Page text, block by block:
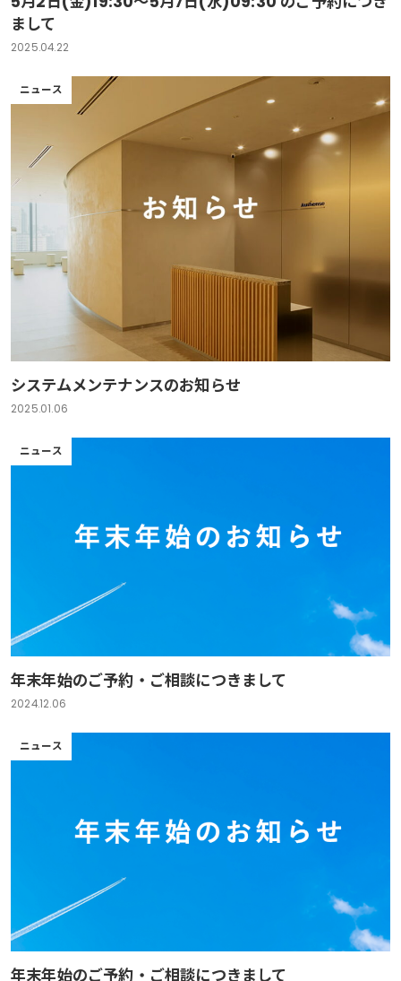
まして
2025.04.22
ニュース
システムメンテナンスのお知らせ
2025.01.06
ニュース
年末年始のご予約・ご相談につきまして
2024.12.06
ニュース
年末年始のご予約・ご相談につきまして